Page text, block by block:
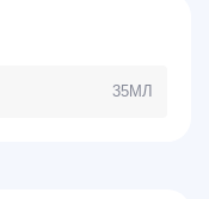
35МЛ